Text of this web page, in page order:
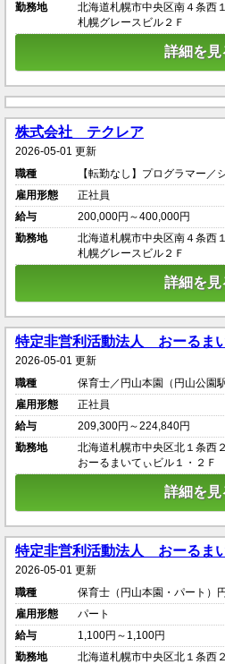
勤務地
北海道札幌市中央区南４条西
札幌グレースビル２Ｆ
詳細を見
株式会社 テクレア
2026-05-01 更新
職種
【転勤なし】プログラマー／
雇用形態
正社員
給与
200,000円～400,000円
勤務地
北海道札幌市中央区南４条西
札幌グレースビル２Ｆ
詳細を見
特定非営利活動法人 おーるま
2026-05-01 更新
職種
保育士／円山本園（円山公園
雇用形態
正社員
給与
209,300円～224,840円
勤務地
北海道札幌市中央区北１条西
おーるまいてぃビル１・２Ｆ
詳細を見
特定非営利活動法人 おーるま
2026-05-01 更新
職種
保育士（円山本園・パート）
雇用形態
パート
給与
1,100円～1,100円
勤務地
北海道札幌市中央区北１条西